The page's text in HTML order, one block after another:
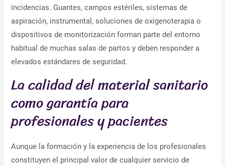
incidencias. Guantes, campos estériles, sistemas de
aspiración, instrumental, soluciones de oxigenoterapia o
dispositivos de monitorización forman parte del entorno
habitual de muchas salas de partos y deben responder a
elevados estándares de seguridad.
La calidad del material sanitario
como garantía para
profesionales y pacientes
Aunque la formación y la experiencia de los profesionales
constituyen el principal valor de cualquier servicio de